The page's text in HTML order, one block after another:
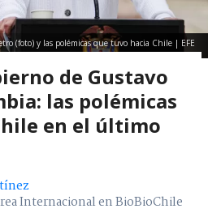
(foto) y las polémicas que tuvo hacia Chile | EFE
de Gustavo
las polémicas
en el último
Internacional en BioBioChile